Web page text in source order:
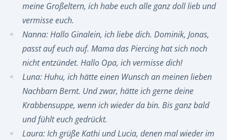
meine Großeltern, ich habe euch alle ganz doll lieb und
vermisse euch.
Nanna: Hallo Ginalein, ich liebe dich. Dominik, Jonas,
passt auf euch auf. Mama das Piercing hat sich noch
nicht entzündet. Hallo Opa, ich vermisse dich!
Luna: Huhu, ich hätte einen Wunsch an meinen lieben
Nachbarn Bernt. Und zwar, hätte ich gerne deine
Krabbensuppe, wenn ich wieder da bin. Bis ganz bald
und fühlt euch gedrückt.
Laura: Ich grüße Kathi und Lucia, denen mal wieder im